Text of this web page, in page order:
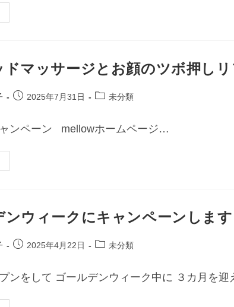
ドマッサージとお顔のツボ押し
2025年7月31日 未分類
ンペーン mellowホームページ…
ンウィークにキャンペーンします
2025年4月22日 未分類
ンをして ゴールデンウィーク中に ３カ月を